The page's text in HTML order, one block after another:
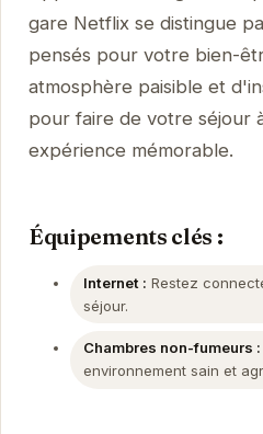
gare Netflix se distingue
pensés pour votre bien-
atmosphère paisible et
pour faire de votre séjour
expérience mémorable.
Équipements clés :
Internet : Restez
séjour.
Chambres non-fumeurs :
environnement sain et